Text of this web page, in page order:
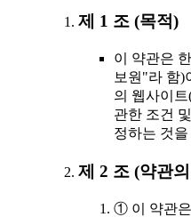
제 1 조 (목적)
이 약관은
보원"라 함)
의 웹사이
관한 조건
정하는 것
제 2 조 (약관
① 이 약관